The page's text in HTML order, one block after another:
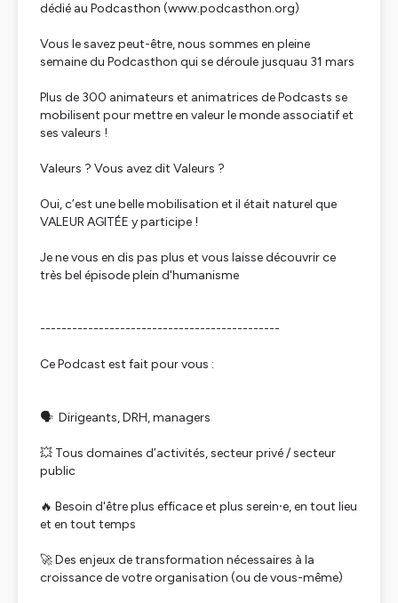
dédié au Podcasthon (www.podcasthon.org)
Vous le savez peut-être, nous sommes en pleine
semaine du Podcasthon qui se déroule jusquau 31 mars
Plus de 300 animateurs et animatrices de Podcasts se
mobilisent pour mettre en valeur le monde associatif et
ses valeurs !
Valeurs ? Vous avez dit Valeurs ?
Oui, c’est une belle mobilisation et il était naturel que
VALEUR AGITÉE y participe !
Je ne vous en dis pas plus et vous laisse découvrir ce
très bel épisode plein d'humanisme
---------------------------------------------
Ce Podcast est fait pour vous :
🗣 Dirigeants, DRH, managers
💥 Tous domaines d’activités, secteur privé / secteur
public
🔥 Besoin d'être plus efficace et plus serein⸱e, en tout lieu
et en tout temps
🚀 Des enjeux de transformation nécessaires à la
croissance de votre organisation (ou de vous-même)